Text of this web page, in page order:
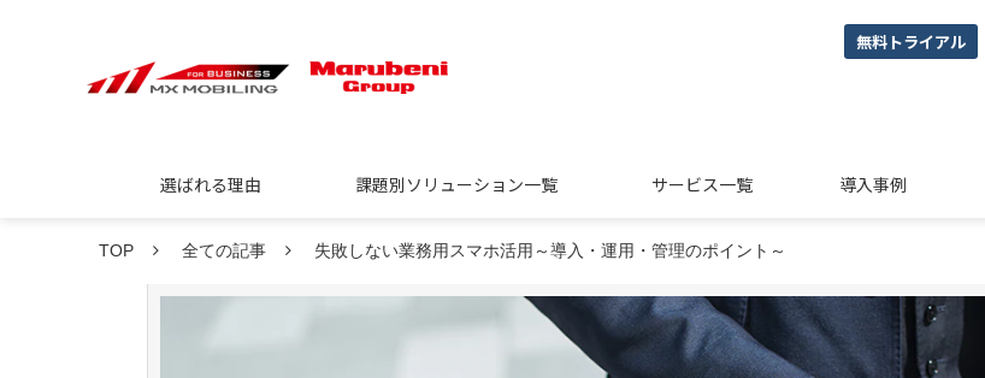
無料トライアル
選ばれる理由 課題別ソリューション一覧 サービス一覧 導入事例
TOP 全ての記事 失敗しない業務用スマホ活用～導入・運用・管理のポイント～